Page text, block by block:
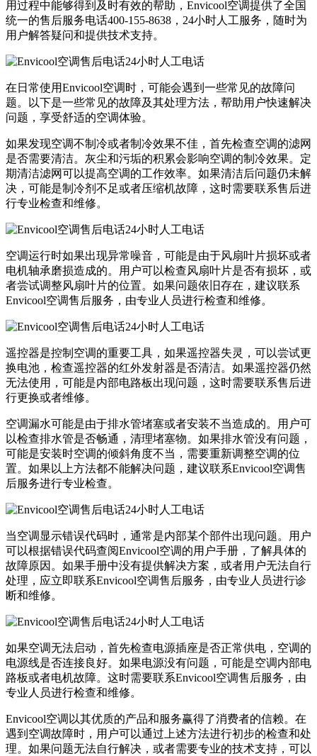
用过程中能够得到及时有效的帮助，Envicool空调提供了全国
统一的售后服务电话400-155-8638，24小时人工服务，随时为
用户解答疑问和提供技术支持。
在日常使用Envicool空调时，可能会遇到一些常见的故障问
题。以下是一些常见的故障及其处理方法，帮助用户快速解决
问题，享受舒适的空调体验。
如果发现空调不制冷或者制冷效果不佳，首先检查空调的滤网
是否需要清洁。灰尘和污垢的积累会影响空调的制冷效果。定
期清洁滤网可以提高空调的工作效率。如果清洁后问题仍未解
决，可能是制冷剂不足或者压缩机故障，这时需要联系售后进
行专业检查和维修。
空调运行时如果出现异常噪音，可能是由于风扇叶片损坏或者
电机轴承磨损造成的。用户可以检查风扇叶片是否有损坏，或
者尝试调整风扇叶片的位置。如果问题依旧存在，建议联系
Envicool空调售后服务，由专业人员进行检查和维修。
遥控器是控制空调的重要工具，如果遥控器失灵，可以尝试更
换电池，检查遥控器的红外发射器是否清洁。如果遥控器仍然
无法使用，可能是内部电路板出现问题，这时需要联系售后进
行更换或者维修。
空调漏水可能是由于排水管堵塞或者安装不当造成的。用户可
以检查排水管是否畅通，清理堵塞物。如果排水管没有问题，
可能是安装时空调的倾斜角度不当，需要重新调整空调的位
置。如果以上方法都不能解决问题，建议联系Envicool空调售
后服务进行专业检查。
当空调显示错误代码时，通常是内部某个部件出现问题。用户
可以根据错误代码查阅Envicool空调的用户手册，了解具体的
故障原因。如果手册中没有提供解决方案，或者用户无法自行
处理，应立即联系Envicool空调售后服务，由专业人员进行诊
断和维修。
如果空调无法启动，首先检查电源插座是否正常供电，空调的
电源线是否连接良好。如果电源没有问题，可能是空调内部电
路板或者电机故障。这时需要联系Envicool空调售后服务，由
专业人员进行检查和维修。
Envicool空调以其优质的产品和服务赢得了消费者的信赖。在
遇到空调故障时，用户可以通过上述方法进行初步的检查和处
理。如果问题无法自行解决，或者需要专业的技术支持，可以